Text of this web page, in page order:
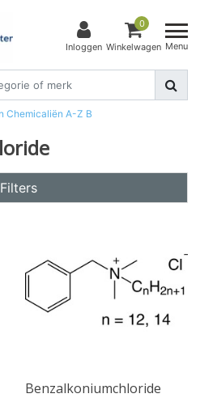
Inloggen
0
Winkelwagen Menu
Chemicaliën A-Z B
Filters
Benzalkoniumchloride